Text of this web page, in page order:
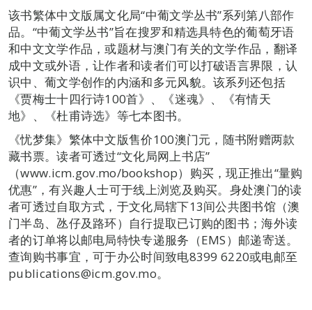
该书繁体中文版属文化局“中葡文学丛书”系列第八部作
品。“中葡文学丛书”旨在搜罗和精选具特色的葡萄牙语
和中文文学作品，或题材与澳门有关的文学作品，翻译
成中文或外语，让作者和读者们可以打破语言界限，认
识中、葡文学创作的内涵和多元风貌。该系列还包括
《贾梅士十四行诗100首》、《迷魂》、《有情天
地》、《杜甫诗选》等七本图书。
《忧梦集》繁体中文版售价100澳门元，随书附赠两款
藏书票。读者可透过“文化局网上书店”
（www.icm.gov.mo/bookshop）购买，现正推出“量购
优惠”，有兴趣人士可于线上浏览及购买。身处澳门的读
者可透过自取方式，于文化局辖下13间公共图书馆（澳
门半岛、氹仔及路环）自行提取已订购的图书；海外读
者的订单将以邮电局特快专递服务（EMS）邮递寄送。
查询购书事宜，可于办公时间致电8399 6220或电邮至
publications@icm.gov.mo。